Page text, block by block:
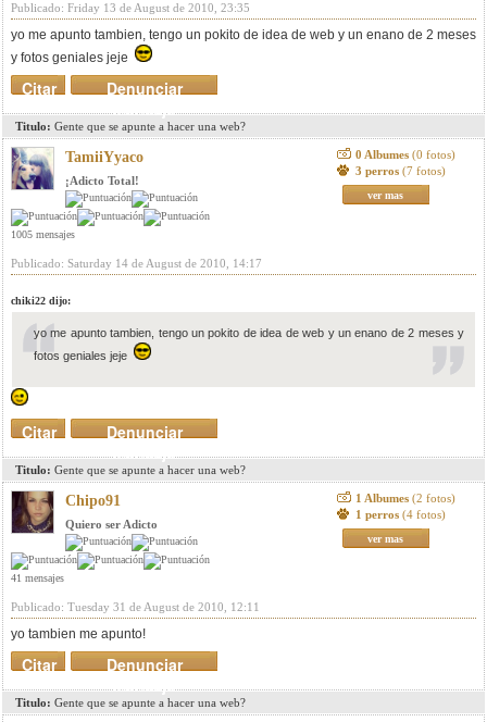
Publicado: Friday 13 de August de 2010, 23:35
yo me apunto tambien, tengo un pokito de idea de web y un enano de 2 meses
y fotos geniales jeje
Denunciar
mensaje
Citar
Titulo: Gente que se apunte a hacer una web?
TamiiYyaco
¡Adicto Total!
1005 mensajes
0 Albumes (0 fotos)
3 perros (7 fotos)
ver mas
Publicado: Saturday 14 de August de 2010, 14:17
chiki22 dijo:
yo me apunto tambien, tengo un pokito de idea de web y un enano de 2 meses y
fotos geniales jeje
Denunciar
mensaje
Citar
Titulo: Gente que se apunte a hacer una web?
Chipo91
Quiero ser Adicto
41 mensajes
1 Albumes (2 fotos)
1 perros (4 fotos)
ver mas
Publicado: Tuesday 31 de August de 2010, 12:11
yo tambien me apunto!
Denunciar
mensaje
Citar
Titulo: Gente que se apunte a hacer una web?